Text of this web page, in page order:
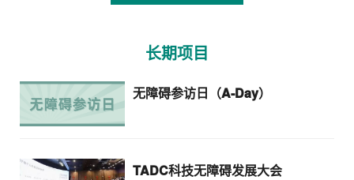
长期项目
无障碍参访日（A-Day）
TADC科技无障碍发展大会